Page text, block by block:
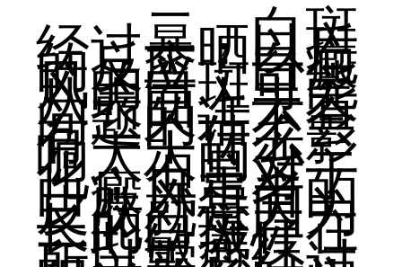
二，白斑
经过暴晒以后
的反应：白癜
风的白斑可能
从表面上去看
问题的话不会
有一个什么影
响太大的变
化，但是对于
白癜风患者的
皮肤就是因为
长的白斑存在
一些敏感性，